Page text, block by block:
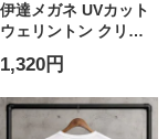
伊達メガネ UVカット
ウェリントン クリア
レンズ アイウェア ユ
ニセックス PY6531
1,320円